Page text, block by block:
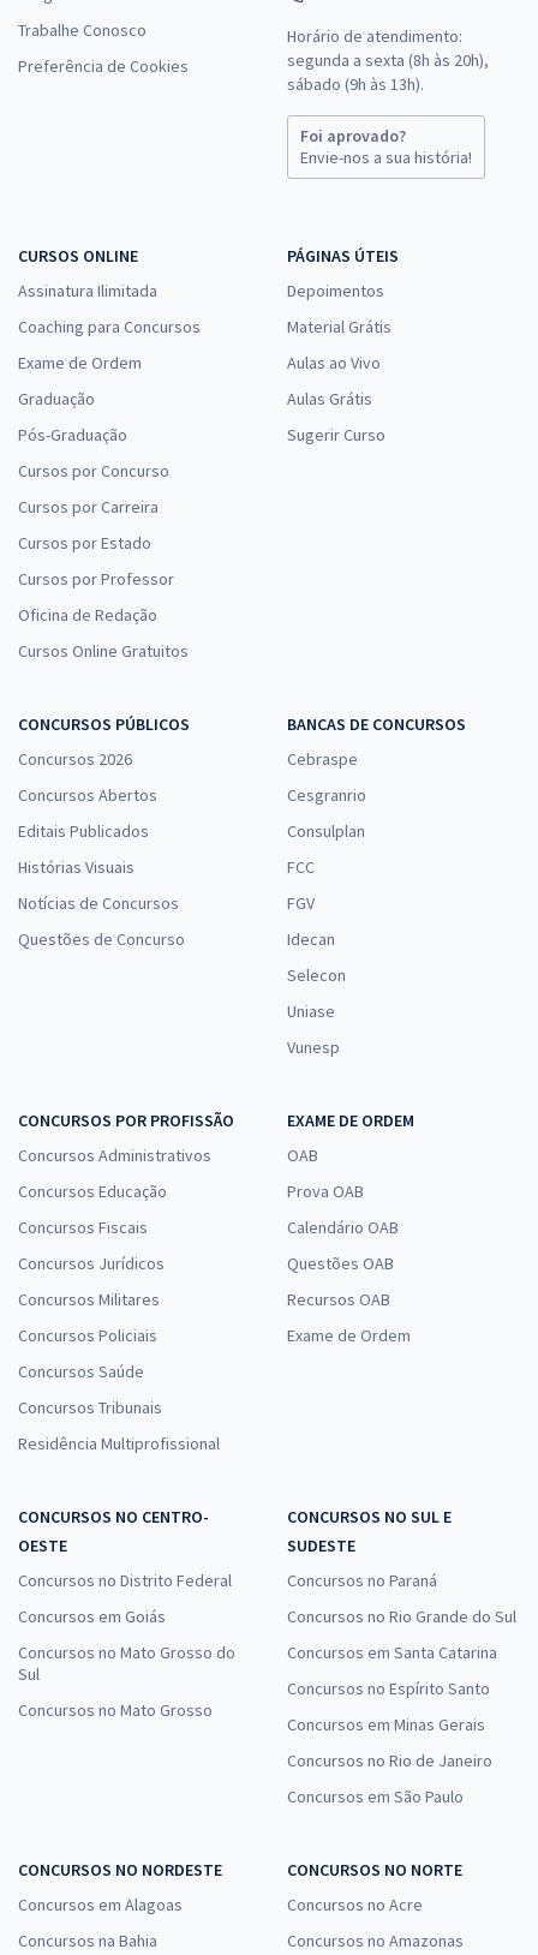
Trabalhe Conosco
Preferência de Cookies
Horário de atendimento:
segunda a sexta (8h às 20h),
sábado (9h às 13h).
Foi aprovado?
Envie-nos a sua história!
CURSOS ONLINE
Assinatura Ilimitada
Coaching para Concursos
Exame de Ordem
Graduação
Pós-Graduação
Cursos por Concurso
Cursos por Carreira
Cursos por Estado
Cursos por Professor
Oficina de Redação
Cursos Online Gratuitos
PÁGINAS ÚTEIS
Depoimentos
Material Grátis
Aulas ao Vivo
Aulas Grátis
Sugerir Curso
CONCURSOS PÚBLICOS
Concursos 2026
Concursos Abertos
Editais Publicados
Histórias Visuais
Notícias de Concursos
Questões de Concurso
BANCAS DE CONCURSOS
Cebraspe
Cesgranrio
Consulplan
FCC
FGV
Idecan
Selecon
Uniase
Vunesp
CONCURSOS POR PROFISSÃO
Concursos Administrativos
Concursos Educação
Concursos Fiscais
Concursos Jurídicos
Concursos Militares
Concursos Policiais
Concursos Saúde
Concursos Tribunais
Residência Multiprofissional
EXAME DE ORDEM
OAB
Prova OAB
Calendário OAB
Questões OAB
Recursos OAB
Exame de Ordem
CONCURSOS NO CENTRO-
OESTE
Concursos no Distrito Federal
Concursos em Goiás
Concursos no Mato Grosso do
Sul
Concursos no Mato Grosso
CONCURSOS NO SUL E
SUDESTE
Concursos no Paraná
Concursos no Rio Grande do Sul
Concursos em Santa Catarina
Concursos no Espírito Santo
Concursos em Minas Gerais
Concursos no Rio de Janeiro
Concursos em São Paulo
CONCURSOS NO NORDESTE
Concursos em Alagoas
Concursos na Bahia
CONCURSOS NO NORTE
Concursos no Acre
Concursos no Amazonas